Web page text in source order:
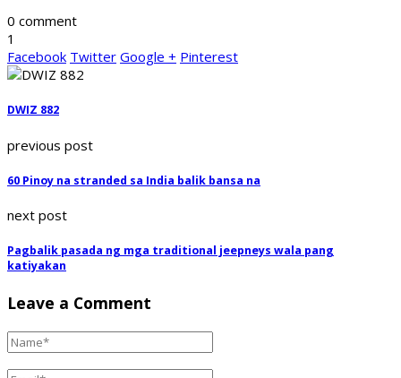
0 comment
1
Facebook Twitter Google + Pinterest
DWIZ 882
previous post
60 Pinoy na stranded sa India balik bansa na
next post
Pagbalik pasada ng mga traditional jeepneys wala pang
katiyakan
Leave a Comment